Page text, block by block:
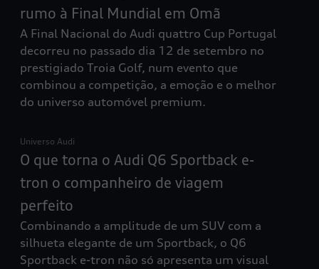
rumo à Final Mundial em Omã
A Final Nacional do Audi quattro Cup Portugal
decorreu no passado dia 12 de setembro no
prestigiado Troia Golf, num evento que
combinou a competição, a emoção e o melhor
do universo automóvel premium.
Universo Audi
O que torna o Audi Q6 Sportback e-
tron o companheiro de viagem
perfeito
Combinando a amplitude de um SUV com a
silhueta elegante de um Sportback, o Q6
Sportback e-tron não só apresenta um visual